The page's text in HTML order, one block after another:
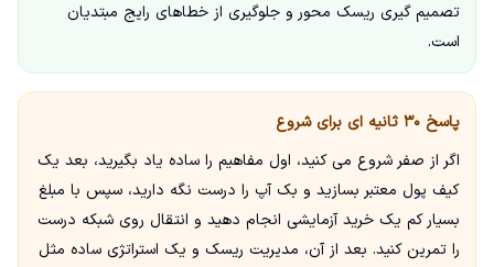
تصمیم گیری ریسک محور و جلوگیری از خطاهای رایج مبتدیان
است.
پاسخ ۳۰ ثانیه ای برای شروع
اگر از صفر شروع می کنید، اول مفاهیم را ساده یاد بگیرید، بعد یک
کیف پول معتبر بسازید و بک آپ را درست نگه دارید، سپس با مبلغ
بسیار کم یک خرید آزمایشی انجام دهید و انتقال روی شبکه درست
را تمرین کنید. بعد از آن، مدیریت ریسک و یک استراتژی ساده مثل